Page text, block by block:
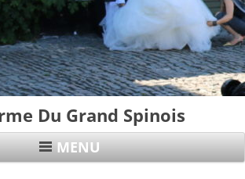
Du Grand Spinois
MENU